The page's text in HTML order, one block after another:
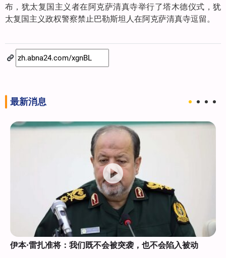
布，犹太复国主义者在阿克萨清真寺举行了塔木德仪式，犹
太复国主义政权警察禁止巴勒斯坦人在阿克萨清真寺逗留。
最新消息
伊本·雷扎准将：我们既不会被突袭，也不会陷入被动